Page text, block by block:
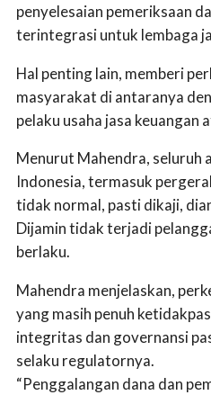
penyelesaian pemeriksaan
terintegrasi untuk lembaga
Hal penting lain, memberi
masyarakat di antaranya
pelaku usaha jasa keuangan
Menurut Mahendra, seluruh
Indonesia, termasuk
tidak normal, pasti dikaji,
Dijamin tidak terjadi
berlaku.
Mahendra menjelaskan,
yang masih penuh
integritas dan governansi
selaku regulatornya.
“Penggalangan dana dan